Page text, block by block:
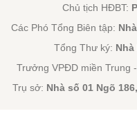
Chủ tịch HĐBT:
Các Phó Tổng Biên tập:
Tổng Thư ký:
Trưởng VPĐD miền Trung
Trụ sở: Nhà số 01 Ngõ